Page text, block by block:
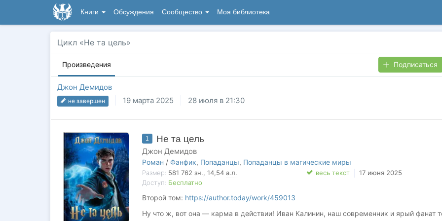
Книги Обсуждения Сообщество Моя библиотека
Цикл «Не та цель»
Произведения Подписаться
Джон Демидов
не завершен 19 марта 2025 28 июля в 21:30
1 Не та цель
Джон Демидов
Роман / Фанфик, Попаданцы, Попаданцы в магические миры
Размер: 581 762 зн., 14,54 а.л.
Доступ: Бесплатно
весь текст 17 июня 2025
Второй том: https://author.today/work/459013
Ну что ж, вот она — карма в действии! Иван Калинин, наш современник и ярый фанат